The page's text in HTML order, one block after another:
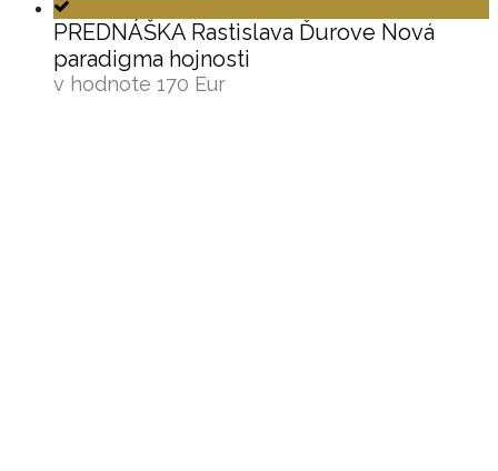
PREDNÁŠKA Rastislava Ďurove Nová
paradigma hojnosti
v hodnote 170 Eur